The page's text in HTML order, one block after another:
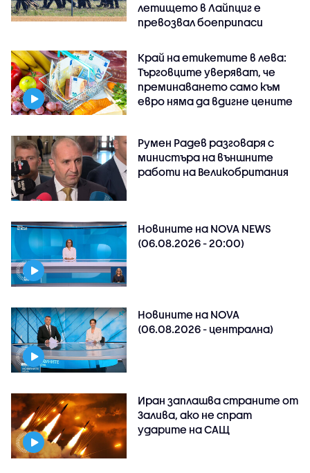
летището в Лайпциг е
превозвал боеприпаси
Край на етикетите в лева:
Търговците уверяват, че
преминаването само към
евро няма да вдигне цените
Румен Радев разговаря с
министъра на външните
работи на Великобритания
Новините на NOVA NEWS
(06.08.2026 - 20:00)
Новините на NOVA
(06.08.2026 - централна)
Иран заплашва страните от
Залива, ако не спрат
ударите на САЩ